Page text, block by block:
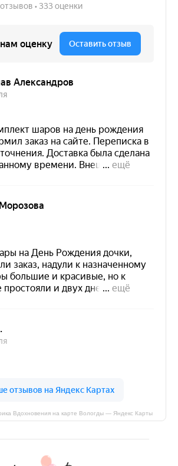
Вдохновения на карте Вологды — Яндекс Карты